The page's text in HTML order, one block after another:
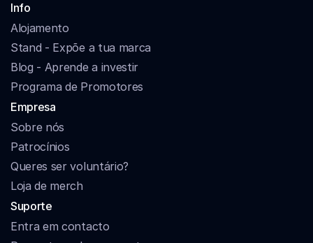
Info
Alojamento
Stand - Expõe a tua marca
Blog - Aprende a investir
Programa de Promotores
Empresa
Sobre nós
Patrocínios
Queres ser voluntário?
Loja de merch
Suporte
Entra em contacto